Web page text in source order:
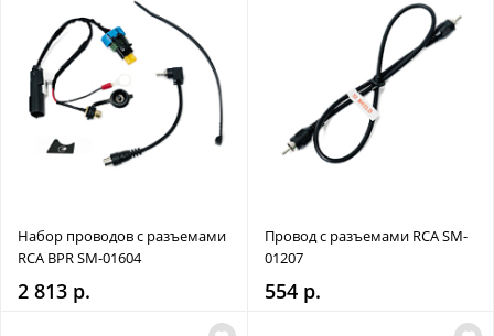
Набор проводов с разъемами
RCA BPR SM-01604
2 813 р.
Провод с разъемами RCA SM-
01207
554 р.